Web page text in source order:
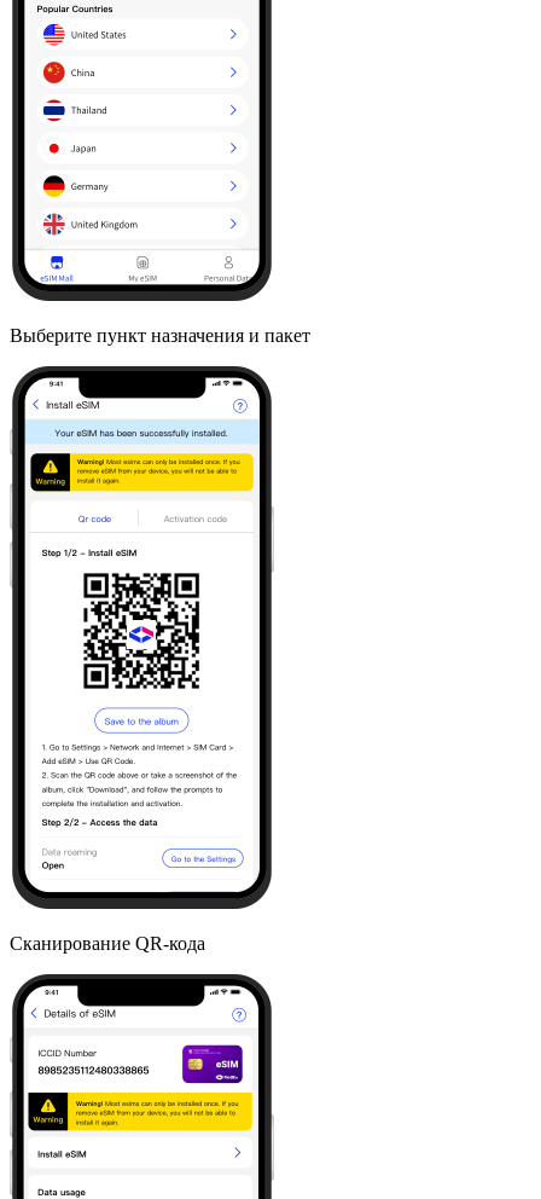
Выберите пункт назначения и пакет
Сканирование QR-кода